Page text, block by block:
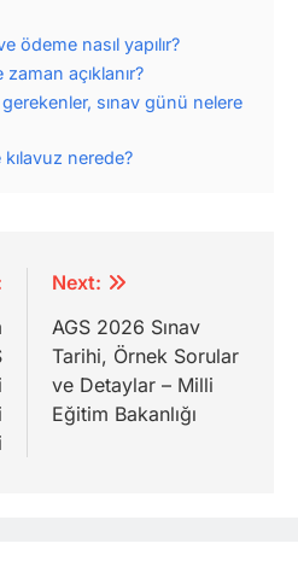
ödeme nasıl yapılır?
zaman açıklanır?
sınav günü nelere
nerede?
Next:
AGS 2026 Sınav
Tarihi, Örnek Sorular
ve Detaylar – Milli
Eğitim Bakanlığı